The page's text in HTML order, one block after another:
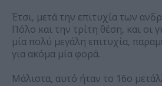
Έτσι, μετά την επιτυχία των
Πόλο και την τρίτη θέση, και οι
μία πολύ μεγάλη επιτυχία,
για ακόμα μία φορά.
Μάλιστα, αυτό ήταν το 16ο